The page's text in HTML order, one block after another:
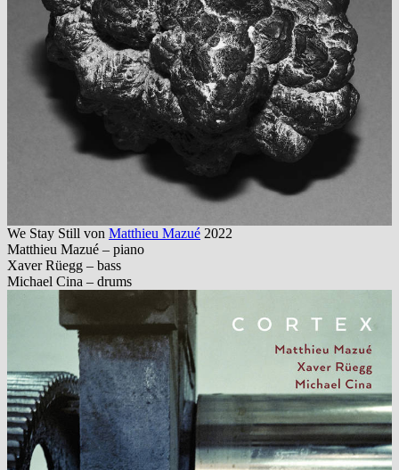
We Stay Still von Matthieu Mazué 2022
Matthieu Mazué – piano
Xaver Rüegg – bass
Michael Cina – drums